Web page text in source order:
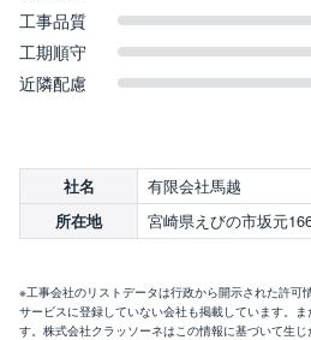
工事品質
工期順守
近隣配慮
社名 有限会社馬越
所在地 宮崎県えびの市坂元
※工事会社のリストデータは行政から開示された許可
サービスに登録していない会社も掲載しています。
す。株式会社クラッソーネはこの情報に基づいて生じ